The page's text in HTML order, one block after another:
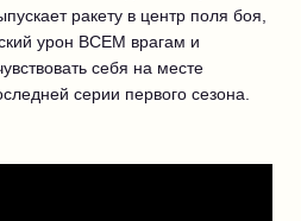
ракету в центр поля боя,
урон ВСЕМ врагам и
себя на месте
серии первого сезона.